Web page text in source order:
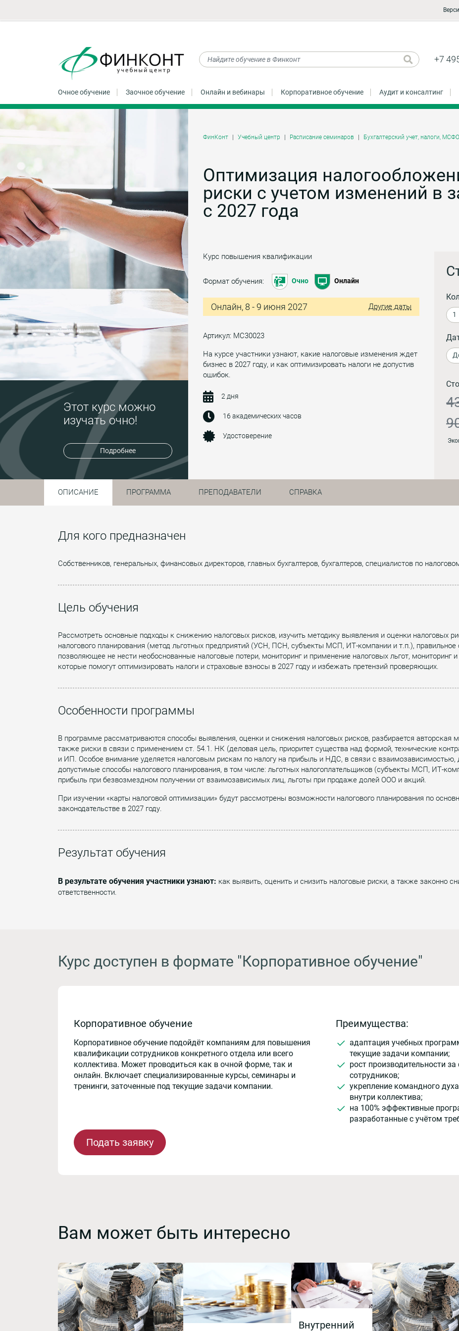
+7
Очное обучение Заочное обучение Онлайн и вебинары Корпоративное обучение Аудит и консалтинг
Этот курс можно
изучать очно!
Подробнее
ФинКонт Учебный центр Расписание семинаров Бухгалтерский учет, налоги, МСФО
Оптимизация
риски с учетом изменений в
с 2027 года
Курс повышения квалификации
Формат обучения: Очно Онлайн
Онлайн, 8 - 9 июня 2027 Другие даты
Артикул: МС30023
На курсе участники узнают, какие налоговые изменения ждет
бизнес в 2027 году, и как оптимизировать налоги не допустив
ошибок.
2 дня
16 академических часов
Удостоверение
ОПИСАНИЕ ПРОГРАММА ПРЕПОДАВАТЕЛИ СПРАВКА
Для кого предназначен
Собственников, генеральных, финансовых директоров, главных бухгалтеров, бухгалтеров, специалистов по
Цель обучения
Рассмотреть основные подходы к снижению налоговых рисков, изучить методику выявления и оценки налоговых
налогового планирования (метод льготных предприятий (УСН, ПСН, субъекты МСП, ИТ-компании и т.п.),
позволяющее не нести необоснованные налоговые потери, мониторинг и применение налоговых льгот, мониторинг
которые помогут оптимизировать налоги и страховые взносы в 2027 году и избежать претензий проверяющих.
Особенности программы
В программе рассматриваются способы выявления, оценки и снижения налоговых рисков, разбирается авторская
также риски в связи с применением ст. 54.1. НК (деловая цель, приоритет существа над формой, технические
и ИП. Особое внимание уделяется налоговым рискам по налогу на прибыль и НДС, в связи с взаимозависимостью,
допустимые способы налогового планирования, в том числе: льготных налогоплательщиков (субъекты МСП, ИТ-
прибыль при безвозмездном получении от взаимозависимых лиц, льготы при продаже долей ООО и акций.
При изучении «карты налоговой оптимизации» будут рассмотрены возможности налогового планирования по
законодательстве в 2027 году.
Результат обучения
В результате обучения участники узнают: как выявить, оценить и снизить налоговые риски, а также законно
ответственности.
Курс доступен в формате "Корпоративное обучение"
Корпоративное обучение
Корпоративное обучение подойдёт компаниям для повышения
квалификации сотрудников конкретного отдела или всего
коллектива. Может проводиться как в очной форме, так и
онлайн. Включает специализированные курсы, семинары и
тренинги, заточенные под текущие задачи компании.
Подать заявку
Преимущества:
адаптация учебных
текущие задачи компании;
рост производительности
сотрудников;
укрепление командного
внутри коллектива;
на 100% эффективные
разработанные с учётом
Вам может быть интересно
Внутренний